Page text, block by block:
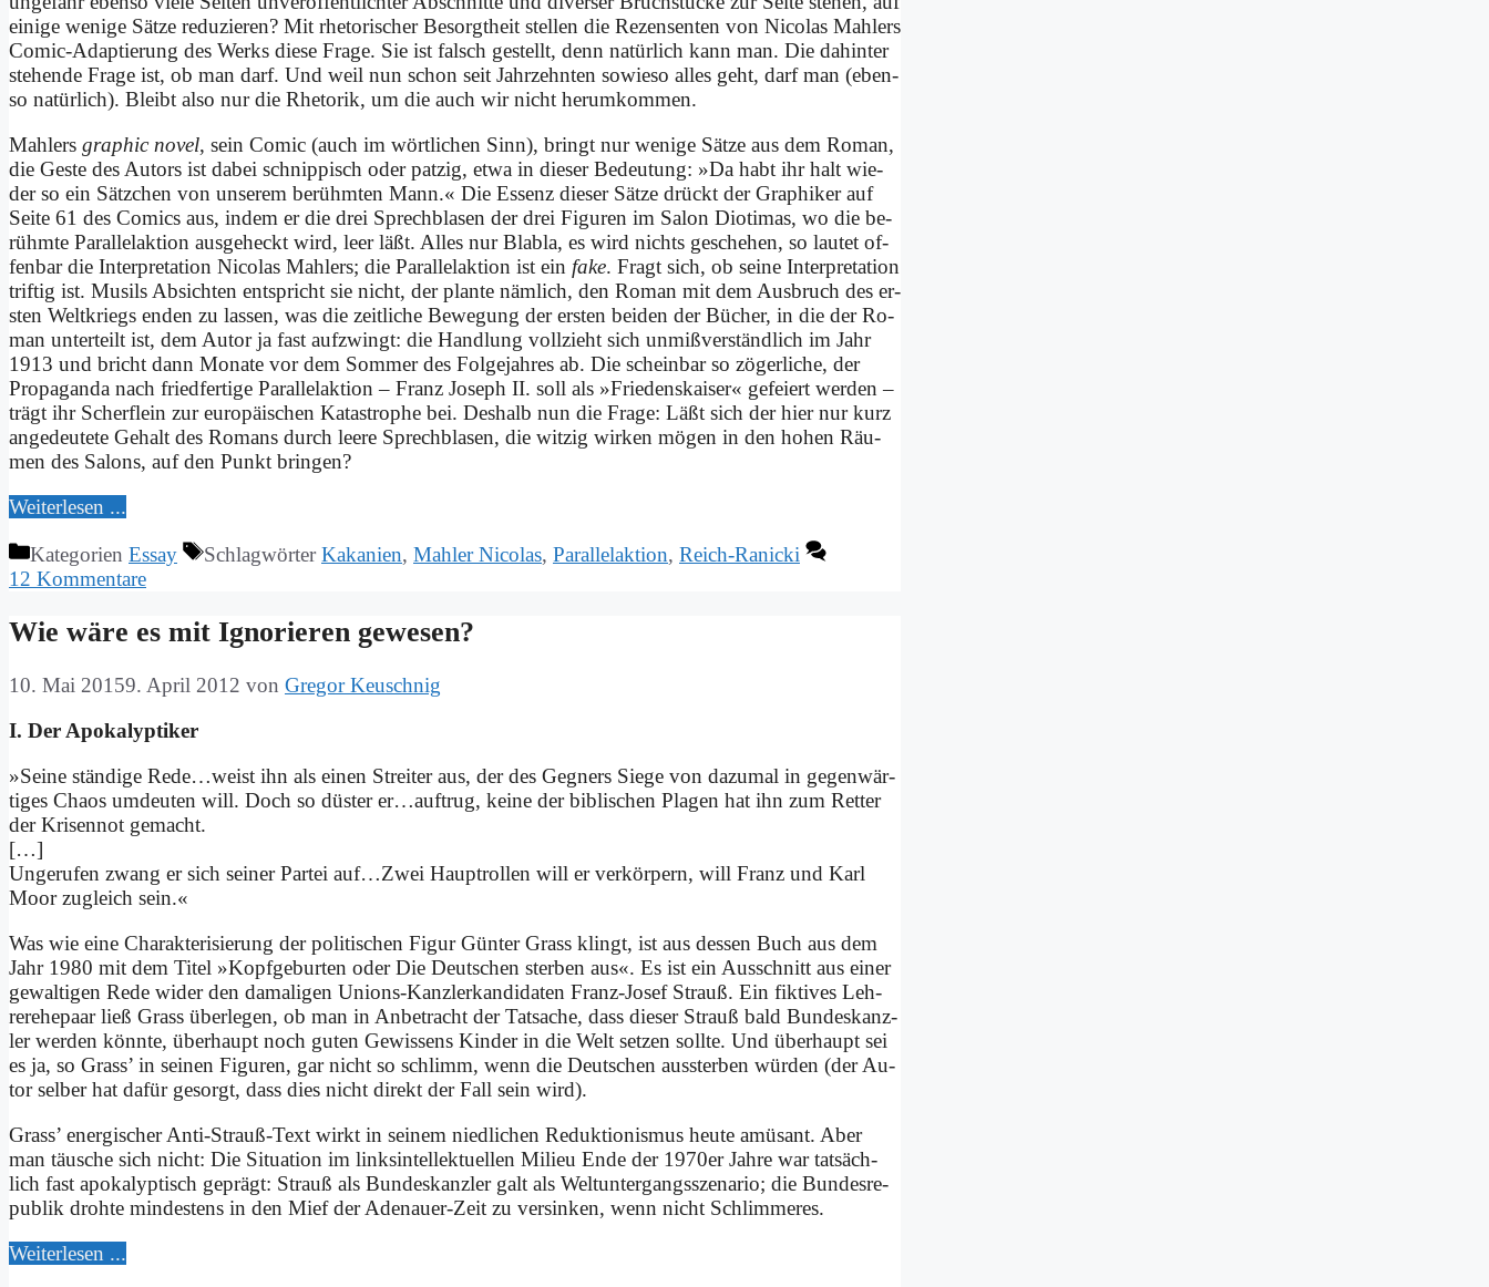
ei­ni­ge we­ni­ge Sät­ze re­du­zie­ren? Mit rhe­to­ri­scher Be­sorgt­heit stel­len die Re­zen­sen­ten von Ni­co­las Mahlers
Co­mic-Ad­ap­tie­rung des Werks die­se Fra­ge. Sie ist falsch ge­stellt, denn na­tür­lich kann man. Die da­hin­ter
ste­hen­de Fra­ge ist, ob man darf. Und weil nun schon seit Jahr­zehn­ten so­wie­so al­les geht, darf man (eben­
so na­tür­lich). Bleibt al­so nur die Rhe­to­rik, um die auch wir nicht her­um­kom­men.
Mahlers gra­phic no­vel, sein Co­mic (auch im wört­li­chen Sinn), bringt nur we­ni­ge Sät­ze aus dem Ro­man,
die Ge­ste des Au­tors ist da­bei schnip­pisch oder pat­zig, et­wa in die­ser Be­deu­tung: »Da habt ihr halt wie­
der so ein Sätz­chen von un­se­rem be­rühm­ten Mann.« Die Es­senz die­ser Sät­ze drückt der Gra­phiker auf
Sei­te 61 des Co­mics aus, in­dem er die drei Sprech­bla­sen der drei Fi­gu­ren im Sa­lon Diot­imas, wo die be­
rühm­te Par­al­lel­ak­ti­on aus­ge­heckt wird, leer läßt. Al­les nur Bla­bla, es wird nichts ge­sche­hen, so lau­tet of­
fen­bar die In­ter­pre­ta­ti­on Ni­co­las Mahlers; die Paral­lelaktion ist ein fake. Fragt sich, ob sei­ne In­ter­pre­ta­ti­on
trif­tig ist. Mu­sils Ab­sich­ten ent­spricht sie nicht, der plan­te näm­lich, den Ro­man mit dem Aus­bruch des er­
sten Welt­kriegs en­den zu las­sen, was die zeit­li­che Be­we­gung der er­sten bei­den der Bü­cher, in die der Ro­
man un­ter­teilt ist, dem Au­tor ja fast auf­zwingt: die Hand­lung voll­zieht sich unmißver­ständlich im Jahr
1913 und bricht dann Mo­na­te vor dem Som­mer des Fol­ge­jah­res ab. Die schein­bar so zö­ger­li­che, der
Pro­pa­gan­da nach fried­fer­ti­ge Par­al­lel­ak­ti­on – Franz Jo­seph II. soll als »Frie­dens­kai­ser« ge­fei­ert wer­den –
trägt ihr Scherf­lein zur eu­ro­päi­schen Kata­strophe bei. Des­halb nun die Fra­ge: Läßt sich der hier nur kurz
an­ge­deu­te­te Ge­halt des Ro­mans durch lee­re Sprech­bla­sen, die wit­zig wir­ken mö­gen in den ho­hen Räu­
men des Sa­lons, auf den Punkt brin­gen?
Wei­ter­le­sen ...
Kategorien Essay SchlagwörterKakanien, Mahler Nicolas, Parallelaktion, Reich-Ranicki
12 Kommentare
Wie wä­re es mit Igno­rie­ren ge­we­sen?
10. Mai 20159. April 2012 von Gregor Keuschnig
I. Der Apo­ka­lyp­ti­ker
»Sei­ne stän­di­ge Rede…weist ihn als ei­nen Strei­ter aus, der des Geg­ners Sie­ge von da­zu­mal in ge­gen­wär­
ti­ges Cha­os um­deu­ten will. Doch so dü­ster er…auftrug, kei­ne der bi­bli­schen Pla­gen hat ihn zum Ret­ter
der Kri­sen­not ge­macht.
[…]
Un­ge­ru­fen zwang er sich sei­ner Par­tei auf…Zwei Haupt­rol­len will er ver­kör­pern, will Franz und Karl
Moor zu­gleich sein.«
Was wie ei­ne Cha­rak­te­ri­sie­rung der po­li­ti­schen Fi­gur Gün­ter Grass klingt, ist aus des­sen Buch aus dem
Jahr 1980 mit dem Ti­tel »Kopf­ge­bur­ten oder Die Deut­schen ster­ben aus«. Es ist ein Aus­schnitt aus ei­ner
ge­wal­ti­gen Re­de wi­der den da­ma­li­gen Uni­ons-Kanz­ler­­kan­di­da­ten Franz-Jo­sef Strauß. Ein fik­ti­ves Leh­
rer­ehe­paar ließ Grass über­le­gen, ob man in An­be­tracht der Tat­sa­che, dass die­ser Strauß bald Bun­des­kanz­
ler wer­den könn­te, über­haupt noch gu­ten Ge­wis­sens Kin­der in die Welt set­zen soll­te. Und über­haupt sei
es ja, so Grass’ in sei­nen Fi­gu­ren, gar nicht so schlimm, wenn die Deut­schen aus­ster­ben wür­den (der Au­
tor sel­ber hat da­für ge­sorgt, dass dies nicht di­rekt der Fall sein wird).
Grass’ en­er­gi­scher An­ti-Strauß-Text wirkt in sei­nem nied­li­chen Re­duk­tio­nis­mus heu­te amü­sant. Aber
man täu­sche sich nicht: Die Si­tua­ti­on im links­in­tel­lek­tu­el­len Mi­lieu En­de der 1970er Jah­re war tat­säch­
lich fast apo­ka­lyp­tisch ge­prägt: Strauß als Bun­des­kanz­ler galt als Welt­un­ter­gangs­sze­na­rio; die Bun­des­re­
pu­blik droh­te min­de­stens in den Mief der Ade­nau­er-Zeit zu ver­sin­ken, wenn nicht Schlim­me­res.
Wei­ter­le­sen ...